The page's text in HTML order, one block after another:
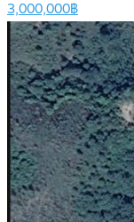
3,000,000฿